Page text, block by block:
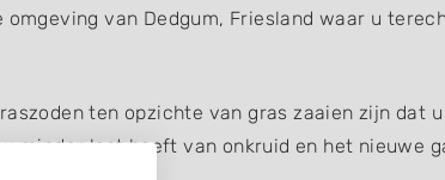
van Dedgum, Friesland waar u
ten opzichte van gras zaaien zijn dat
minder last heeft van onkruid en het nieuwe